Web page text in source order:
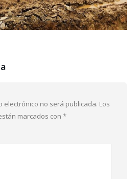
electrónico no será publicada. Los
marcados con *